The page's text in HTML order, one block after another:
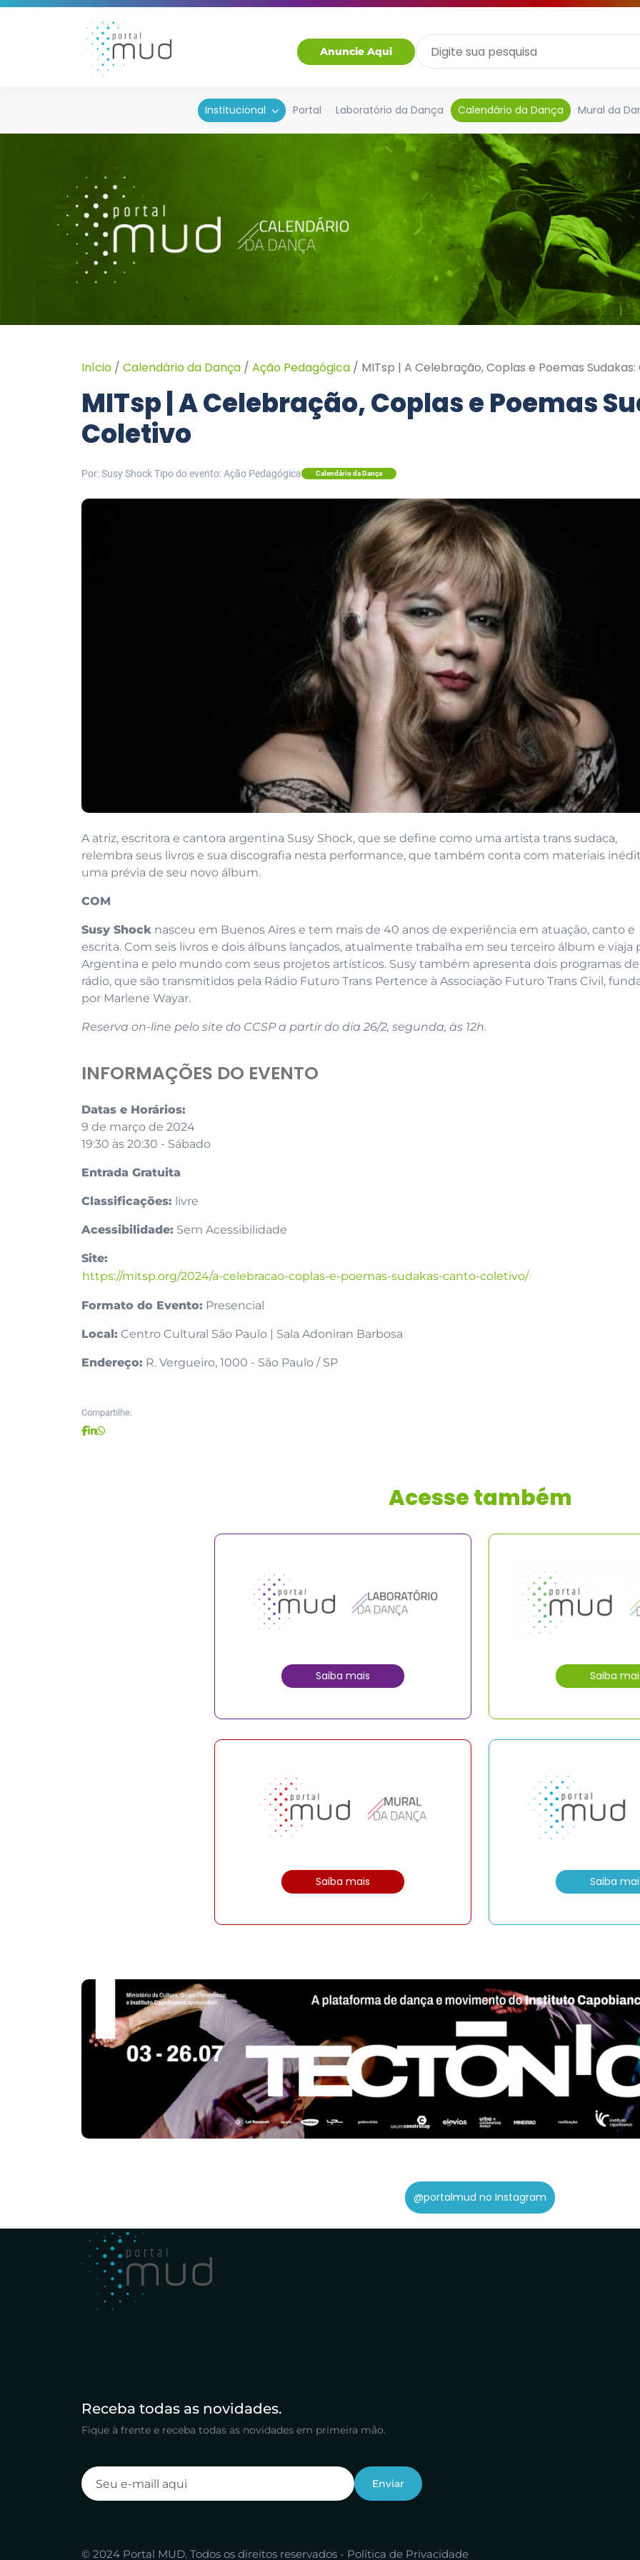
Anuncie Aqui
Institucional Portal Laboratório da Dança Calendário da Dança Mural da
Início / Calendário da Dança / Ação Pedagógica / MITsp | A Celebração, Coplas e Poemas
MITsp | A Celebração, Coplas e Poemas
Coletivo
Por: Susy ShockTipo do evento: Ação Pedagógica Calendário da Dança
A atriz, escritora e cantora argentina Susy Shock, que se define como uma artista trans sudaca,
relembra seus livros e sua discografia nesta performance, que também conta com materiais
uma prévia de seu novo álbum.
COM
Susy Shock nasceu em Buenos Aires e tem mais de 40 anos de experiência em atuação, canto e
escrita. Com seis livros e dois álbuns lançados, atualmente trabalha em seu terceiro álbum e viaja
Argentina e pelo mundo com seus projetos artísticos. Susy também apresenta dois programas de
rádio, que são transmitidos pela Rádio Futuro Trans Pertence à Associação Futuro Trans Civil,
por Marlene Wayar.
Reserva on-line pelo site do CCSP a partir do dia 26/2, segunda, às 12h.
INFORMAÇÕES DO EVENTO
Datas e Horários:
9 de março de 2024
19:30 às 20:30 - Sábado
Entrada Gratuita
Classificações: livre
Acessibilidade: Sem Acessibilidade
Site:
https://mitsp.org/2024/a-celebracao-coplas-e-poemas-sudakas-canto-coletivo/
Formato do Evento: Presencial
Local: Centro Cultural São Paulo | Sala Adoniran Barbosa
Endereço: R. Vergueiro, 1000 - São Paulo / SP
Compartilhe:
Acesse também
Saiba mais Saiba
Saiba mais Saiba
@portalmud no Instagram
Receba todas as novidades.
Fique à frente e receba todas as novidades em primeira mão.
© 2024 Portal MUD. Todos os direitos reservados - Política de Privacidade